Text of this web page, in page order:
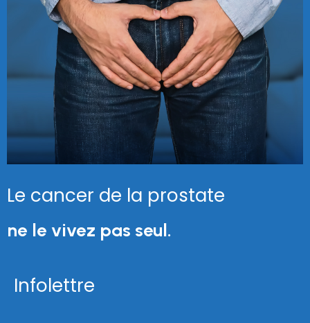
Le cancer de la prostate
ne le vivez pas seul.
Infolettre